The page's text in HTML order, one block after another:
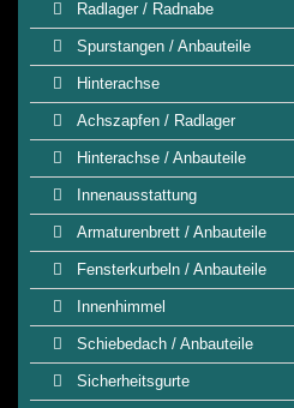
Radlager / Radnabe
Spurstangen / Anbauteile
Hinterachse
Achszapfen / Radlager
Hinterachse / Anbauteile
Innenausstattung
Armaturenbrett / Anbauteile
Fensterkurbeln / Anbauteile
Innenhimmel
Schiebedach / Anbauteile
Sicherheitsgurte